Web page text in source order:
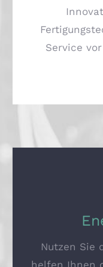
Service
Nutzen Sie
helfen Ihnen